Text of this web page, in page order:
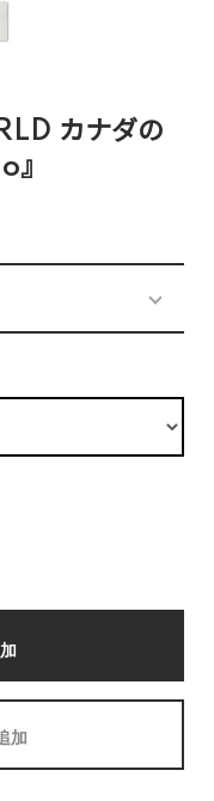
カナダの
』
加